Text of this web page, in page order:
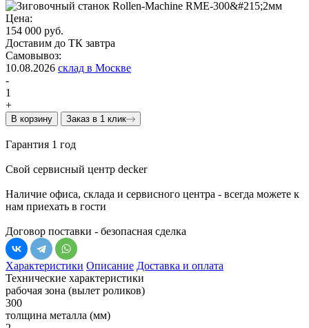
Цена:
154 000 руб.
Доставим до ТК завтра
Самовывоз:
10.08.2026 склад в Москве
-
1
+
В корзину Заказ в 1 клик
Гарантия 1 год
Свой сервисный центр decker
Наличие офиса, склада и сервисного центра - всегда можете к
нам приехать в гости
Договор поставки - безопасная сделка
Характеристики Описание Доставка и оплата
Технические характеристики
рабочая зона (вылет роликов)
300
толщина металла (мм)